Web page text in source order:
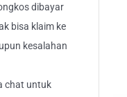
dibayar
bisa klaim ke
kesalahan
chat untuk